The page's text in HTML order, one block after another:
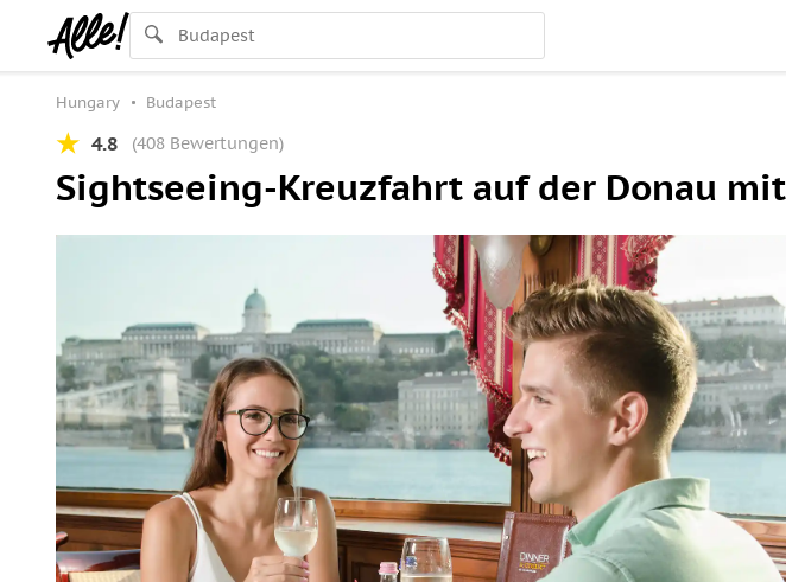
Hungary Budapest
4.8 (408 Bewertungen)
Sightseeing-Kreuzfahrt auf der Donau